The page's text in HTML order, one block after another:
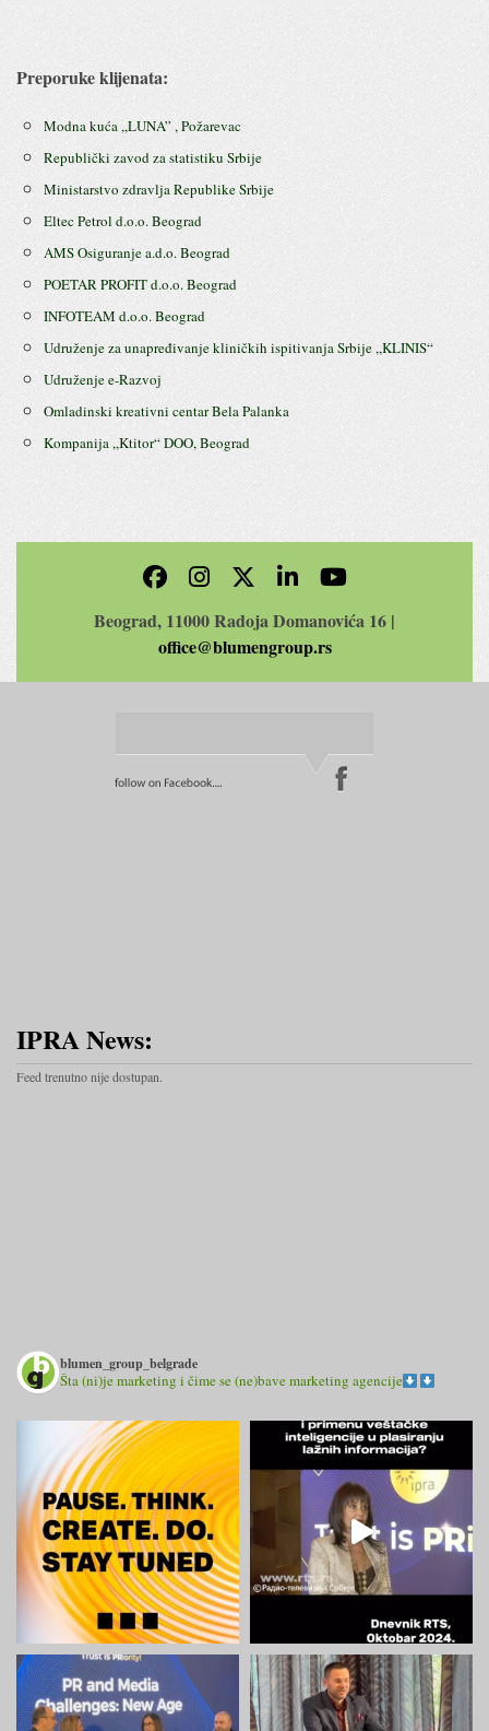
Preporuke klijenata:
Modna kuća ,,LUNA” , Požarevac
Republički zavod za statistiku Srbije
Ministarstvo zdravlja Republike Srbije
Eltec Petrol d.o.o. Beograd
AMS Osiguranje a.d.o. Beograd
POETAR PROFIT d.o.o. Beograd
INFOTEAM d.o.o. Beograd
Udruženje za unapređivanje kliničkih ispitivanja Srbije ,,KLINIS“
Udruženje e-Razvoj
Omladinski kreativni centar Bela Palanka
Kompanija ,,Ktitor“ DOO, Beograd
Beograd, 11000 Radoja Domanovića 16 |
office@blumengroup.rs
IPRA News:
Feed trenutno nije dostupan.
blumen_group_belgrade
Šta (ni)je marketing i čime se (ne)bave marketing agencije